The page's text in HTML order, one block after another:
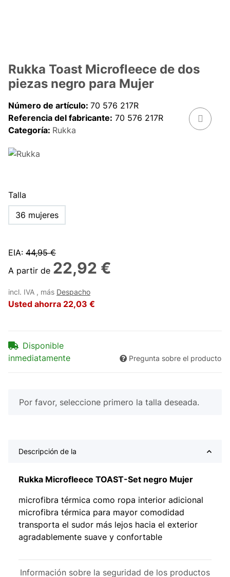
Rukka Toast Microfleece de dos
piezas negro para Mujer
Número de artículo: 70 576 217R
Referencia del fabricante: 70 576 217R
Categoría: Rukka
Talla
36 mujeres
EIA: 44,95 €
A partir de 22,92 €
incl. IVA , más Despacho
Usted ahorra 22,03 €
Disponible
inmediatamente
Pregunta sobre el producto
x
Por favor, seleccione primero la talla deseada.
Descripción de la
Rukka Microfleece TOAST-Set negro Mujer
microfibra térmica como ropa interior adicional
microfibra térmica para mayor comodidad
transporta el sudor más lejos hacia el exterior
agradablemente suave y confortable
Información sobre la seguridad de los productos